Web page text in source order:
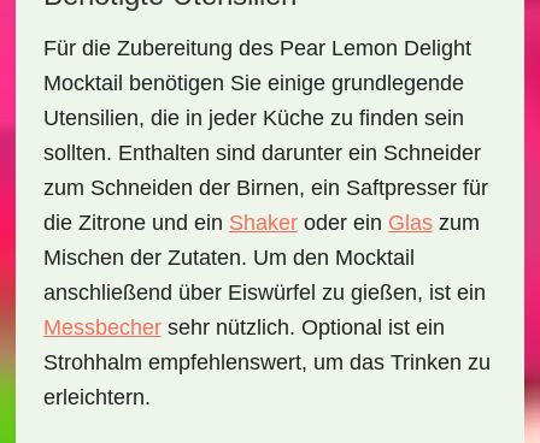
Für die Zubereitung des Pear Lemon Delight
Mocktail benötigen Sie einige grundlegende
Utensilien, die in jeder Küche zu finden sein
sollten. Enthalten sind darunter ein Schneider
zum Schneiden der Birnen, ein Saftpresserfür
die Zitrone und ein Shakeroder ein Glaszum
Mischen der Zutaten. Um den Mocktail
anschließend über Eiswürfel zu gießen, ist ein
Messbechersehr nützlich. Optional ist ein
Strohhalm empfehlenswert, um das Trinken zu
erleichtern.